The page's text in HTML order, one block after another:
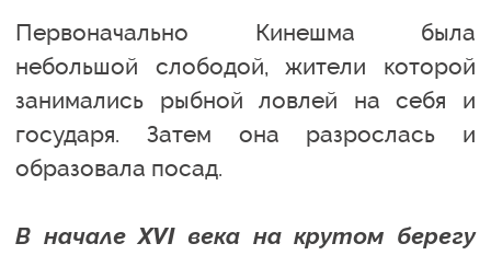
Первоначально Кинешма была
небольшой слободой, жители которой
занимались рыбной ловлей на себя и
государя. Затем она разрослась и
образовала посад.
В начале XVI века на крутом берегу